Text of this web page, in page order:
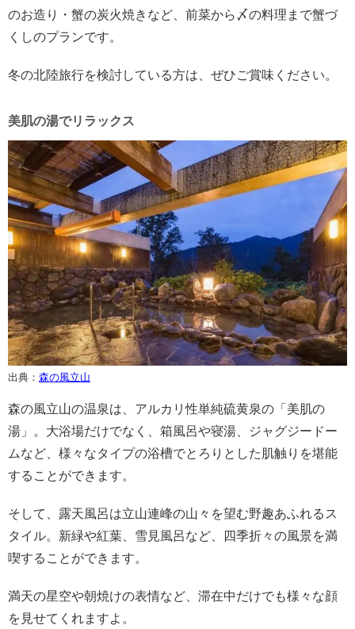
のお造り・蟹の炭火焼きなど、前菜から〆の料理まで蟹づ
くしのプランです。
冬の北陸旅行を検討している方は、ぜひご賞味ください。
美肌の湯でリラックス
出典： 森の風立山
森の風立山の温泉は、アルカリ性単純硫黄泉の「美肌の
湯」。大浴場だけでなく、箱風呂や寝湯、ジャグジードー
ムなど、様々なタイプの浴槽でとろりとした肌触りを堪能
することができます。
そして、露天風呂は立山連峰の山々を望む野趣あふれるス
タイル。新緑や紅葉、雪見風呂など、四季折々の風景を満
喫することができます。
満天の星空や朝焼けの表情など、滞在中だけでも様々な顔
を見せてくれますよ。